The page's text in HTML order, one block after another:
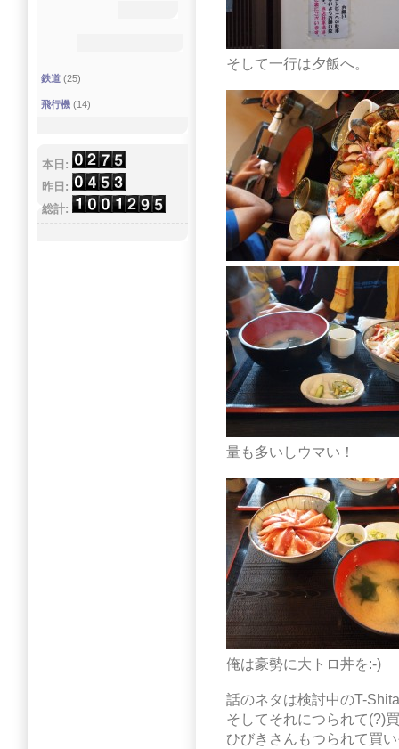
そして一行は夕飯へ。
量も多いしウマい！
俺は豪勢に大トロ丼を:-)
話のネタは検討中のT-
そしてそれにつられて(?)
ひびきさんもつられて買
鉄道 (25)
飛行機 (14)
本日:
昨日:
総計: